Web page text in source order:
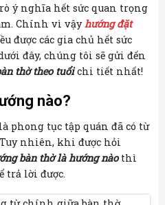
ý nghĩa hết sức quan trọng
Chính vì vậyhướng đặt
được các gia chủ hết sức
đây, chúng tôi sẽ gửi đến
thờ theo tuổichi tiết nhất!
nào?
là phong tục tập quán đã có từ
nhiên, khi được hỏi
bàn thờ là hướng nàothì
trả lời được.